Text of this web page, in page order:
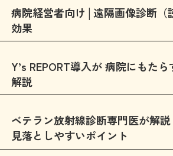
病院経営者向け│遠隔画像診断（
効果
Y’s REPORT導入が 病院にもた
解説
ベテラン放射線診断専門医が解
見落としやすいポイント